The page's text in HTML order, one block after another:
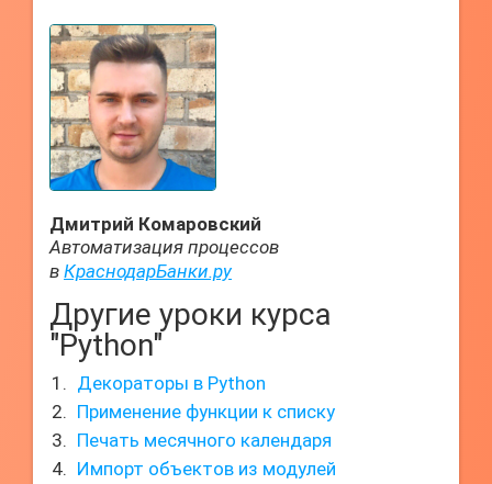
Дмитрий Комаровский
Автоматизация процессов
в КраснодарБанки.ру
Другие уроки курса
"Python"
Декораторы в Python
Применение функции к списку
Печать месячного календаря
Импорт объектов из модулей